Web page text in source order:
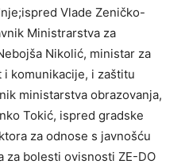
Vlade Zeničko-
Ministrarstva za
Nikolić, ministar za
komunikacije, i zaštitu
ministarstva obrazovanja,
Tokić, ispred gradske
za odnose s javnošću
za bolesti ovisnosti ZE-DO